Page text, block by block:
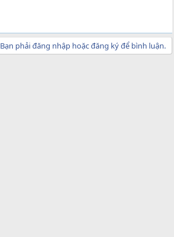
Bạn phải đăng nhập hoặc đăng ký để bình luận.